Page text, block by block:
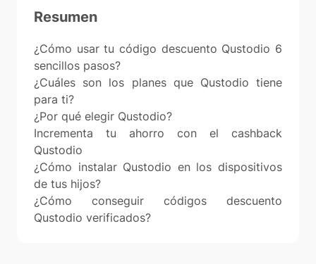
Resumen
¿Cómo usar tu código descuento Qustodio 6
sencillos pasos?
¿Cuáles son los planes que Qustodio tiene
para ti?
¿Por qué elegir Qustodio?
Incrementa tu ahorro con el cashback
Qustodio
¿Cómo instalar Qustodio en los dispositivos
de tus hijos?
¿Cómo conseguir códigos descuento
Qustodio verificados?